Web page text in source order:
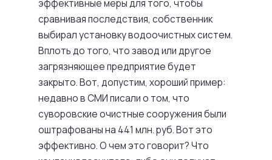
эффективные меры для того, чтобы
сравнивая последствия, собственник
выбирал установку водоочистных систем.
Вплоть до того, что завод или другое
загрязняющее предприятие будет
закрыто. Вот, допустим, хороший пример:
недавно в СМИ писали о том, что
суворовские очистные сооружения были
оштрафованы на 441 млн. руб. Вот это
эффективно. О чем это говорит? Что